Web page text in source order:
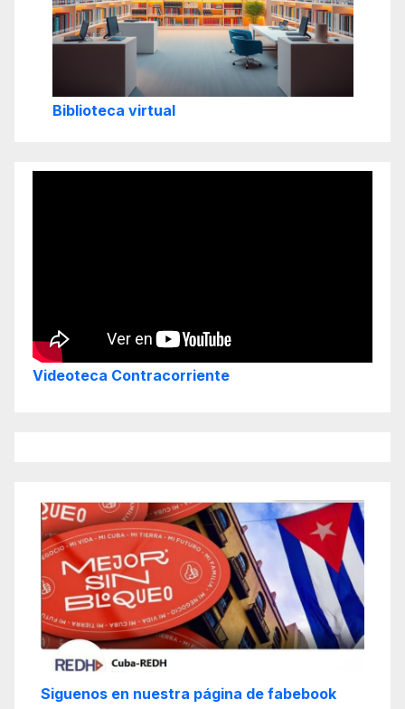
Biblioteca virtual
Videoteca Contracorriente
Siguenos en nuestra página de fabebook